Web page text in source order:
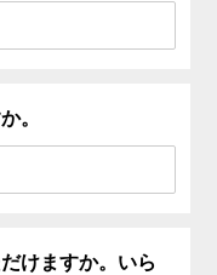
。
けますか。いら